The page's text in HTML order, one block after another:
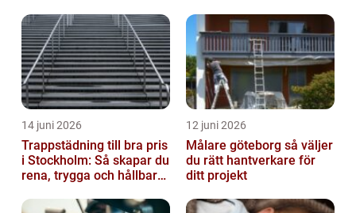
14 juni 2026
Trappstädning till bra pris
i Stockholm: Så skapar du
rena, trygga och hållbara
12 juni 2026
Målare göteborg så väljer
du rätt hantverkare för
ditt projekt